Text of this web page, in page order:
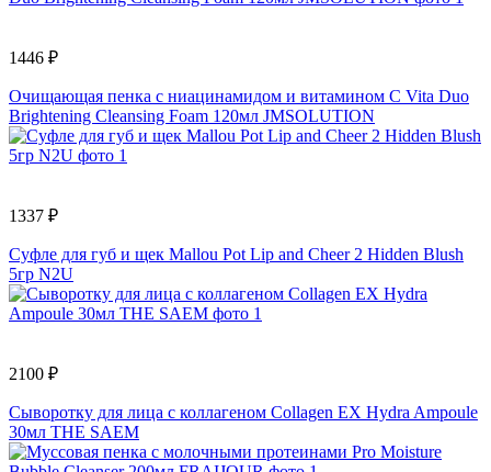
1446 ₽
Очищающая пенка с ниацинамидом и витамином С Vita Duo
Brightening Cleansing Foam 120мл JMSOLUTION
1337 ₽
Суфле для губ и щек Mallou Pot Lip and Cheer 2 Hidden Blush
5гр N2U
2100 ₽
Сыворотку для лица с коллагеном Collagen EX Hydra Ampoule
30мл THE SAEM